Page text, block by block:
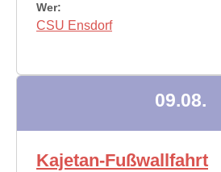
Wer:
CSU Ensdorf
09.08.
Kajetan-Fußwallfahrt